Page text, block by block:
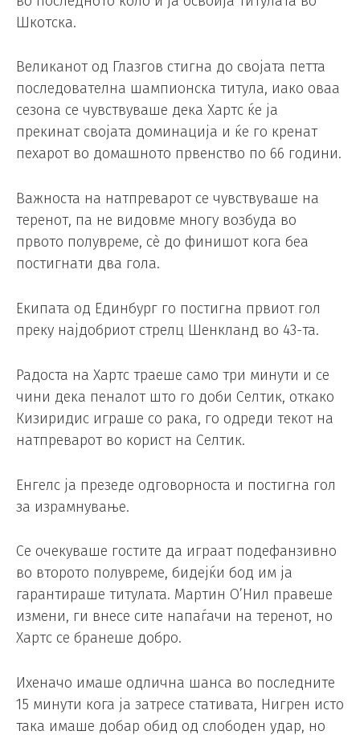
Шкотска.
Великанот од Глазгов стигна до својата петта
последователна шампионска титула, иако оваа
сезона се чувствуваше дека Хартс ќе ја
прекинат својата доминација и ќе го кренат
пехарот во домашното првенство по 66 години.
Важноста на натпреварот се чувствуваше на
теренот, па не видовме многу возбуда во
првото полувреме, сè до финишот кога беа
постигнати два гола.
Екипата од Единбург го постигна првиот гол
преку најдобриот стрелц Шенкланд во 43-та.
Радоста на Хартс траеше само три минути и се
чини дека пеналот што го доби Селтик, откако
Кизиридис играше со рака, го одреди текот на
натпреварот во корист на Селтик.
Енгелс ја презеде одговорноста и постигна гол
за израмнување.
Се очекуваше гостите да играат подефанзивно
во второто полувреме, бидејќи бод им ја
гарантираше титулата. Мартин О’Нил правеше
измени, ги внесе сите напаѓачи на теренот, но
Хартс се бранеше добро.
Ихеначо имаше одлична шанса во последните
15 минути кога ја затресе стативата, Нигрен исто
така имаше добар обид од слободен удар, но